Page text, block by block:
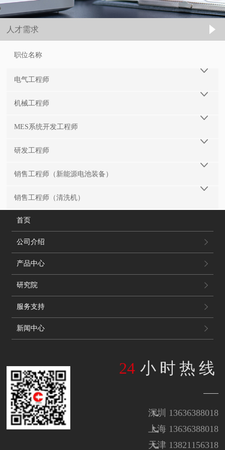
人才需求
职位名称
电气工程师
机械工程师
MES系统开发工程师
研发工程师
销售工程师（新能源电池装备）
销售工程师（清洗机）
首页
公司介绍
产品中心
研究院
服务支持
新闻中心
24 小时热线
深圳 13636388018
上海 13636388018
天津 13821156318